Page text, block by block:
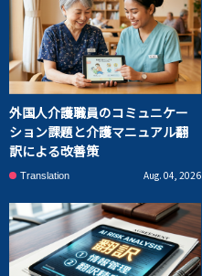
外国人介護職員のコミュニケー
ション課題と介護マニュアル翻
訳による改善策
Translation Aug. 04, 2026